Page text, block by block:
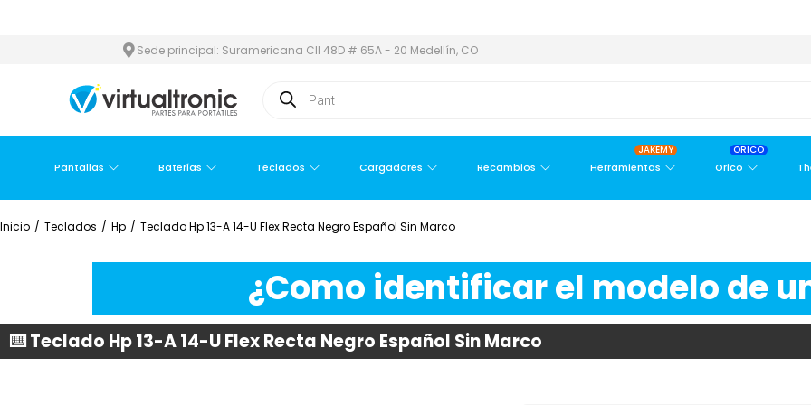
Sede principal: Suramericana Cll 48D # 65A - 20 Medellín, CO
Pantallas Baterías Teclados Cargadores Recambios Herramientas
JAKEMY
Orico
ORICO
Inicio / Teclados / Hp / Teclado Hp 13-A 14-U Flex Recta Negro Español Sin Marco
¿Como identificar el modelo de
⌨️ Teclado Hp 13-A 14-U Flex Recta Negro Español Sin Marco